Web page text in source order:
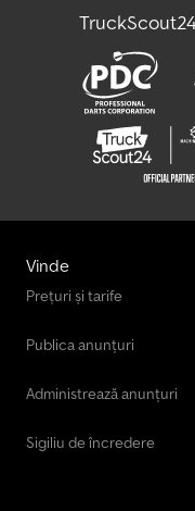
container, sprijin spate,
acoperiș, ecosticker
sistem de transport tip
2130 DD TipMatic,
rezervor combustibil:
vânzare intermediară și
Vinde
Prețuri și tarife
Publica anunțuri
Administrează anunțuri
Sigiliu de încredere